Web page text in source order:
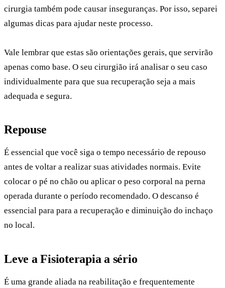
cirurgia também pode causar inseguranças. Por isso, separei
algumas dicas para ajudar neste processo.
Vale lembrar que estas são orientações gerais, que servirão
apenas como base. O seu cirurgião irá analisar o seu caso
individualmente para que sua recuperação seja a mais
adequada e segura.
Repouse
É essencial que você siga o tempo necessário de repouso
antes de voltar a realizar suas atividades normais. Evite
colocar o pé no chão ou aplicar o peso corporal na perna
operada durante o período recomendado. O descanso é
essencial para para a recuperação e diminuição do inchaço
no local.
Leve a Fisioterapia a sério
É uma grande aliada na reabilitação e frequentemente